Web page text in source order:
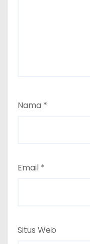
Nama *
Email *
Situs Web